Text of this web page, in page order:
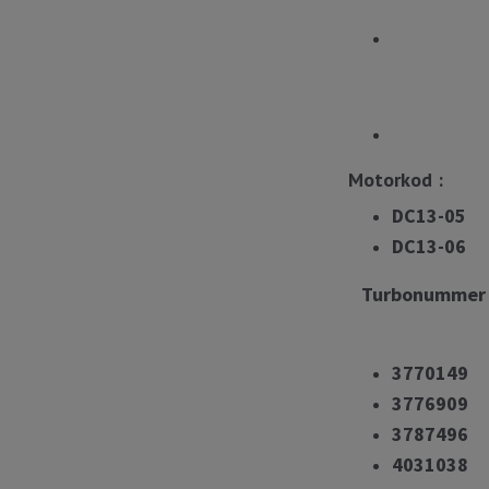
OE
OE
DC13-05
DC13-06
3770149
3776909
3787496
4031038